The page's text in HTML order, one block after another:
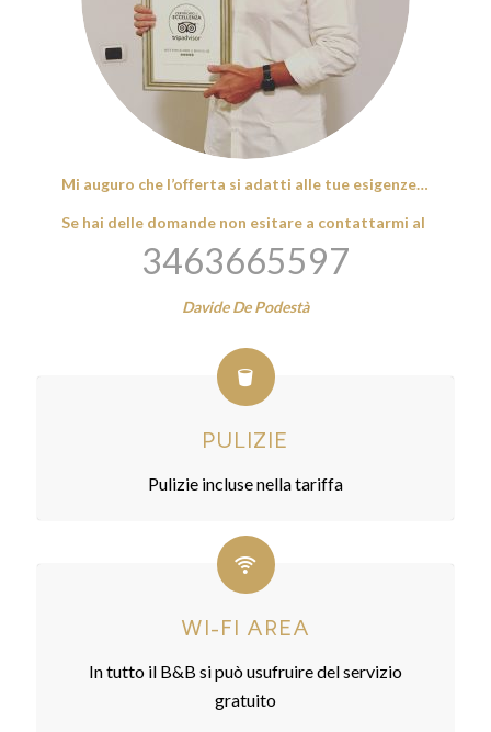
Mi auguro che l’offerta si adatti alle tue esigenze…
Se hai delle domande non esitare a contattarmi al
3463665597
Davide De Podestà
PULIZIE
Pulizie incluse nella tariffa
WI-FI AREA
In tutto il B&B si può usufruire del servizio
gratuito